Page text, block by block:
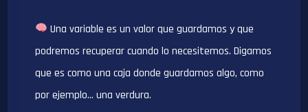
Una variable es un valor que guardamos y que
podremos recuperar cuando lo necesitemos. Digamos
que es como una caja donde guardamos algo, como
por ejemplo… una verdura.